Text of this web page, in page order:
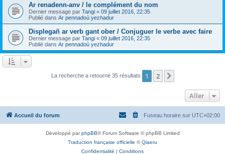
Ar renadenn-anv / le complément du nom
Dernier message par Tangi « 09 juillet 2016, 22:35
Publié dans Ar pennadoù yezhadur
Displegañ ar verb gant ober / Conjuguer le verbe avec faire
Dernier message par Tangi « 09 juillet 2016, 22:35
Publié dans Ar pennadoù yezhadur
La recherche a retourné 35 résultats 1 2
Aller
Accueil du forum Fuseau horaire sur UTC+02:00
Développé parphpBB® Forum Software © phpBB Limited
Traduction française officielle ©Qiaeru
Confidentialité | Conditions